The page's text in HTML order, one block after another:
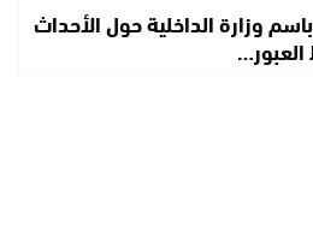
وزارة الداخلية حول الأحداث